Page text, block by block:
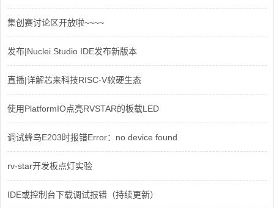
集创赛讨论区开放啦~~~~
发布|Nuclei Studio IDE发布新版本
直播|详解芯来科技RISC-V软硬生态
使用PlatformIO点亮RVSTAR的板载LED
调试蜂鸟E203时报错Error：no device found
rv-star开发板点灯实验
IDE或控制台下载调试报错（持续更新）